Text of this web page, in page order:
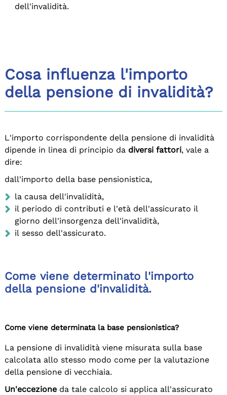
dell'invalidità.
Cosa influenza l'importo
della pensione di invalidità?
L'importo corrispondente della pensione di invalidità
dipende in linea di principio da diversi fattori, vale a
dire:
dall'importo della base pensionistica,
la causa dell'invalidità,
il periodo di contributi e l'età dell'assicurato il
giorno dell'insorgenza dell'invalidità,
il sesso dell'assicurato.
Come viene determinato l'importo
della pensione d'invalidità.
Come viene determinata la base pensionistica?
La pensione di invalidità viene misurata sulla base
calcolata allo stesso modo come per la valutazione
della pensione di vecchiaia.
Un'eccezioneda tale calcolo si applica all'assicurato